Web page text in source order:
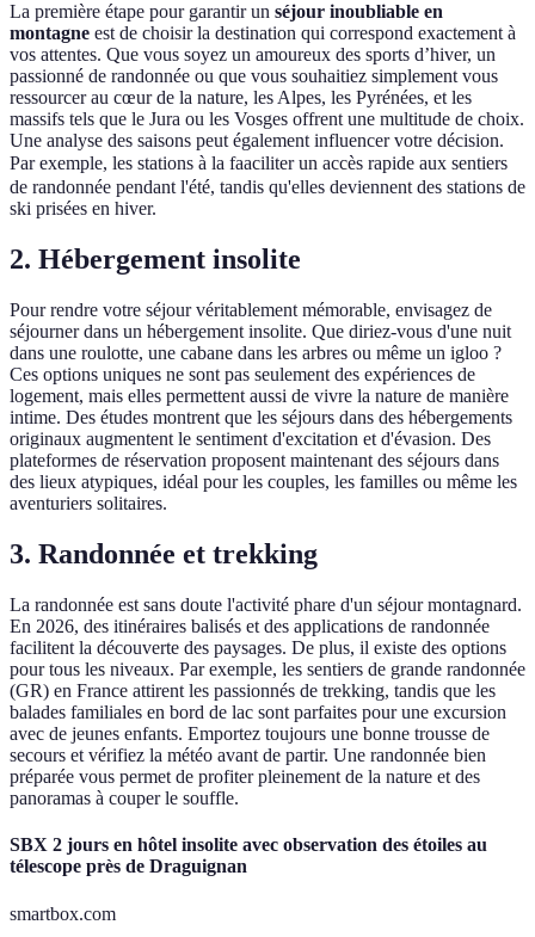
La première étape pour garantir un séjour inoubliable en
montagne est de choisir la destination qui correspond exactement à
vos attentes. Que vous soyez un amoureux des sports d’hiver, un
passionné de randonnée ou que vous souhaitiez simplement vous
ressourcer au cœur de la nature, les Alpes, les Pyrénées, et les
massifs tels que le Jura ou les Vosges offrent une multitude de choix.
Une analyse des saisons peut également influencer votre décision.
Par exemple, les stations à la faaciliter un accès rapide aux sentiers
de randonnée pendant l'été, tandis qu'elles deviennent des stations de
ski prisées en hiver.
2. Hébergement insolite
Pour rendre votre séjour véritablement mémorable, envisagez de
séjourner dans un hébergement insolite. Que diriez-vous d'une nuit
dans une roulotte, une cabane dans les arbres ou même un igloo ?
Ces options uniques ne sont pas seulement des expériences de
logement, mais elles permettent aussi de vivre la nature de manière
intime. Des études montrent que les séjours dans des hébergements
originaux augmentent le sentiment d'excitation et d'évasion. Des
plateformes de réservation proposent maintenant des séjours dans
des lieux atypiques, idéal pour les couples, les familles ou même les
aventuriers solitaires.
3. Randonnée et trekking
La randonnée est sans doute l'activité phare d'un séjour montagnard.
En 2026, des itinéraires balisés et des applications de randonnée
facilitent la découverte des paysages. De plus, il existe des options
pour tous les niveaux. Par exemple, les sentiers de grande randonnée
(GR) en France attirent les passionnés de trekking, tandis que les
balades familiales en bord de lac sont parfaites pour une excursion
avec de jeunes enfants. Emportez toujours une bonne trousse de
secours et vérifiez la météo avant de partir. Une randonnée bien
préparée vous permet de profiter pleinement de la nature et des
panoramas à couper le souffle.
SBX 2 jours en hôtel insolite avec observation des étoiles au
télescope près de Draguignan
smartbox.com